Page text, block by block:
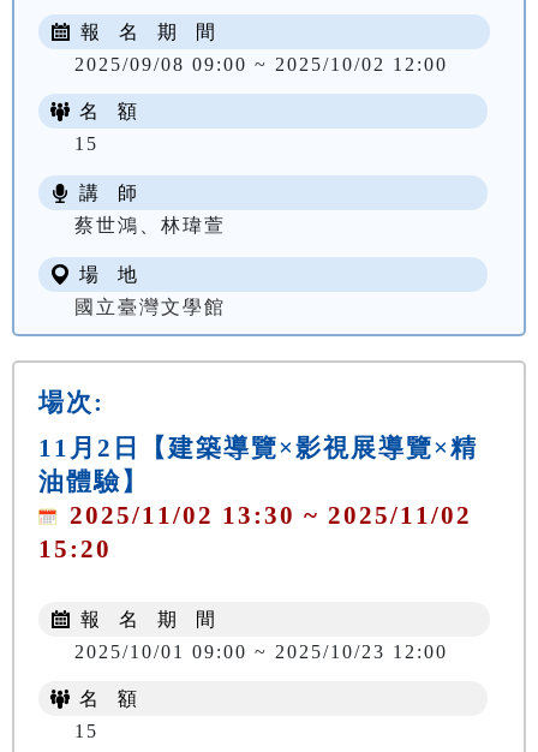
報 名 期 間
2025/09/08 09:00 ~ 2025/10/02 12:00
名 額
15
講 師
蔡世鴻、林瑋萱
場 地
國立臺灣文學館
場次:
11月2日【建築導覽×影視展導覽×精
油體驗】
2025/11/02 13:30 ~ 2025/11/02
15:20
報 名 期 間
2025/10/01 09:00 ~ 2025/10/23 12:00
名 額
15